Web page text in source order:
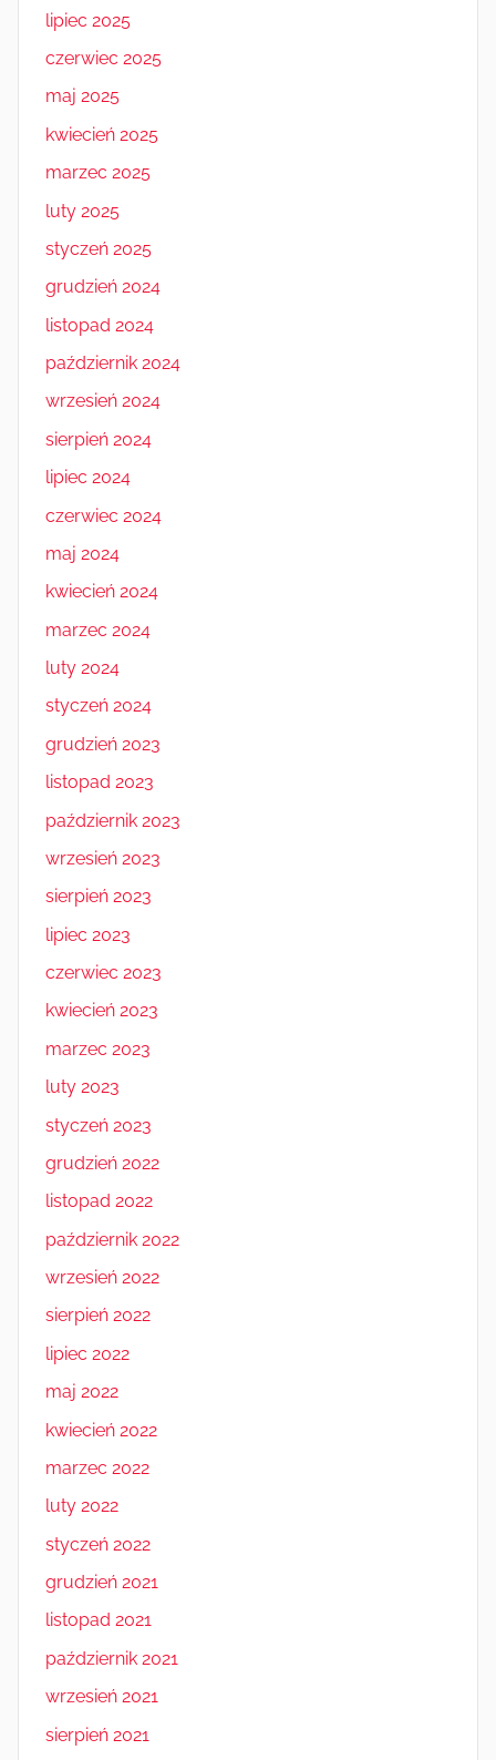
lipiec 2025
czerwiec 2025
maj 2025
kwiecień 2025
marzec 2025
luty 2025
styczeń 2025
grudzień 2024
listopad 2024
październik 2024
wrzesień 2024
sierpień 2024
lipiec 2024
czerwiec 2024
maj 2024
kwiecień 2024
marzec 2024
luty 2024
styczeń 2024
grudzień 2023
listopad 2023
październik 2023
wrzesień 2023
sierpień 2023
lipiec 2023
czerwiec 2023
kwiecień 2023
marzec 2023
luty 2023
styczeń 2023
grudzień 2022
listopad 2022
październik 2022
wrzesień 2022
sierpień 2022
lipiec 2022
maj 2022
kwiecień 2022
marzec 2022
luty 2022
styczeń 2022
grudzień 2021
listopad 2021
październik 2021
wrzesień 2021
sierpień 2021